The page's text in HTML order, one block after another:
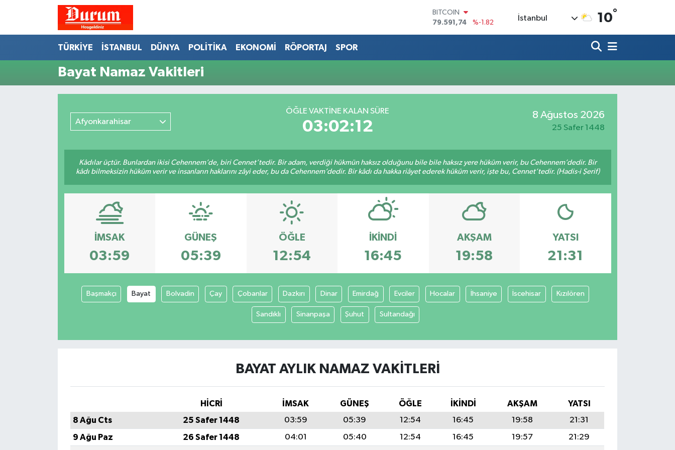
BITCOIN
79.591,74
%-1.82
53,38690
%0.19
G.ALTIN
İstanbul 10°
TÜRKİYE İSTANBUL DÜNYA POLİTİKA EKONOMİ RÖPORTAJ SPOR
Bayat Namaz Vakitleri
Afyonkarahisar
ÖĞLE VAKTİNE KALAN SÜRE
03:02:12
8 Ağustos 2026
25 Safer 1448
Kâdılar üçtür. Bunlardan ikisi Cehennem’de, biri Cennet’tedir. Bir adam, verdiği hükmün haksız olduğunu bile bile haksız yere hüküm verir, bu Cehennem’dedir. Bir
kâdı bilmeksizin hüküm verir ve insanların haklarını zâyi eder, bu da Cehennem’dedir. Bir kâdı da hakka riâyet ederek hüküm verir, işte bu, Cennet’tedir. (Hadis-i Şerif)
İMSAK
03:59
GÜNEŞ
05:39
ÖĞLE
12:54
İKINDI
16:45
AKŞAM
19:58
YATSI
21:31
Başmakçı Bayat Bolvadin Çay Çobanlar Dazkırı Dinar Emirdağ Evciler Hocalar İhsaniye İscehisar Kızılören
Sandıklı Sinanpaşa Şuhut Sultandağı
BAYAT AYLIK NAMAZ VAKITLERI
HİCRİ İMSAK GÜNEŞ ÖĞLE İKINDI AKŞAM
YATSI
8 Ağu Cts
25 Safer 1448 03:59 05:39 12:54 16:45 19:58
21:31
9 Ağu Paz
26 Safer 1448 04:01 05:40 12:54 16:45 19:57 21:29
Trafik Durumu
Tüm Manşetler
Son Dakika Haberleri